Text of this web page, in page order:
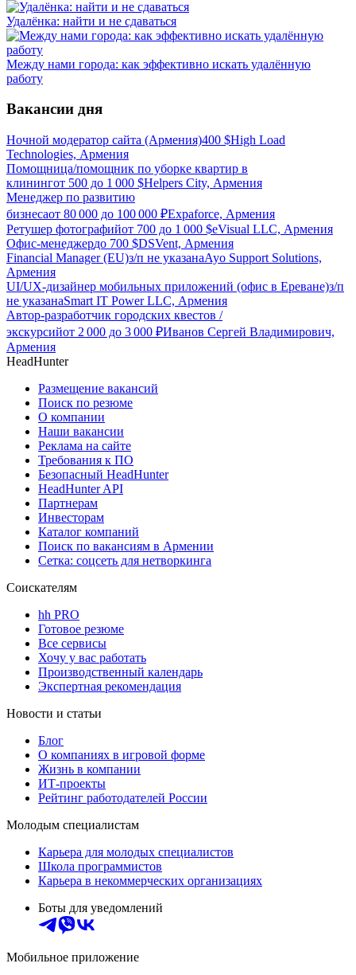
Удалёнка: найти и не сдаваться
Между нами города: как эффективно искать удалённую
работу
Вакансии дня
Ночной модератор сайта (Армения)400 $High Load
Technologies, Армения
Помощница/помощник по уборке квартир в
клинингот 500 до 1 000 $Helpers City, Армения
Менеджер по развитию
бизнесаот 80 000 до 100 000 ₽Expaforce, Армения
Ретушер фотографийот 700 до 1 000 $eVisual LLC, Армения
Офис-менеджердо 700 $DSVent, Армения
Financial Manager (EU)з/п не указанаAyo Support Solutions,
Армения
UI/UX-дизайнер мобильных приложений (офис в Ереване)з/п
не указанаSmart IT Power LLC, Армения
Автор-разработчик городских квестов /
экскурсийот 2 000 до 3 000 ₽Иванов Сергей Владимирович,
Армения
HeadHunter
Размещение вакансий
Поиск по резюме
О компании
Наши вакансии
Реклама на сайте
Требования к ПО
Безопасный HeadHunter
HeadHunter API
Партнерам
Инвесторам
Каталог компаний
Поиск по вакансиям в Армении
Сетка: соцсеть для нетворкинга
Соискателям
hh PRO
Готовое резюме
Все сервисы
Хочу у вас работать
Производственный календарь
Экспертная рекомендация
Новости и статьи
Блог
О компаниях в игровой форме
Жизнь в компании
ИТ-проекты
Рейтинг работодателей России
Молодым специалистам
Карьера для молодых специалистов
Школа программистов
Карьера в некоммерческих организациях
Боты для уведомлений
Мобильное приложение